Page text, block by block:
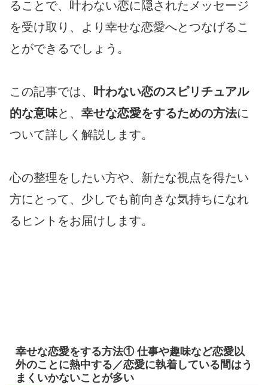
ることで、叶わない恋に隠されたメッセージ
を受け取り、より幸せな恋愛へとつなげるこ
とができるでしょう。
この記事では、
叶わない恋のスピリチュアル
的な意味と、 幸せな恋愛をするための方法に
ついて詳しく解説します。
心の整理をしたい方や、新たな視点を得たい
方にとって、少しでも前向きな気持ちになれ
るヒントをお届けします。
幸せな恋愛をする方法① 仕事や趣味など恋愛以
外のことに熱中する／恋愛に執着している間はう
まくいかないことが多い